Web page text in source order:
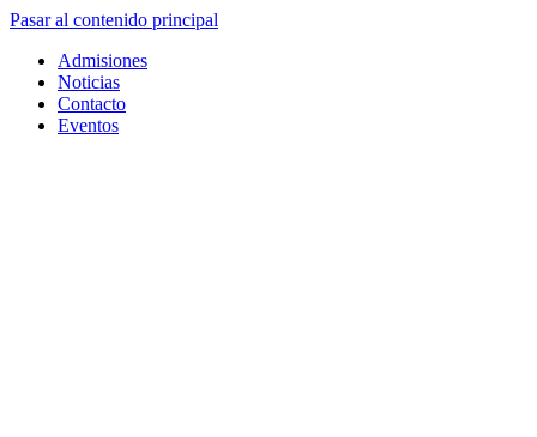
Pasar al contenido principal
Admisiones
Noticias
Contacto
Eventos